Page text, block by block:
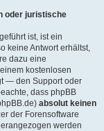
oder juristische
ist, ist ein
keine Antwort erhältst,
dazu eine
kostenlosen
— den Support oder
dass phpBB
absolut keinen
der Forensoftware
werden